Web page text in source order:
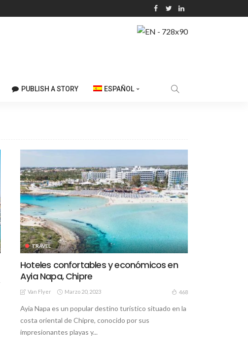
PUBLISH A STORY ESPAÑOL
TRAVEL
Hoteles confortables y económicos en
Ayia Napa, Chipre
Van Flyer Marzo 20, 2023 468
Ayia Napa es un popular destino turístico situado en la
costa oriental de Chipre, conocido por sus
impresionantes playas y...